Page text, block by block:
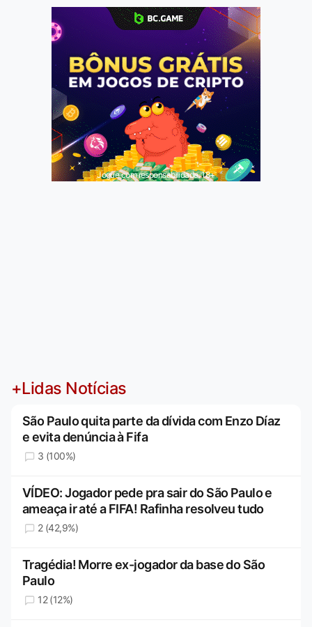
Jogue com responsabilidade. 18+
+Lidas Notícias
São Paulo quita parte da dívida com Enzo Díaz
e evita denúncia à Fifa
3 (100%)
VÍDEO: Jogador pede pra sair do São Paulo e
ameaça ir até a FIFA! Rafinha resolveu tudo
2 (42,9%)
Tragédia! Morre ex-jogador da base do São
Paulo
12 (12%)